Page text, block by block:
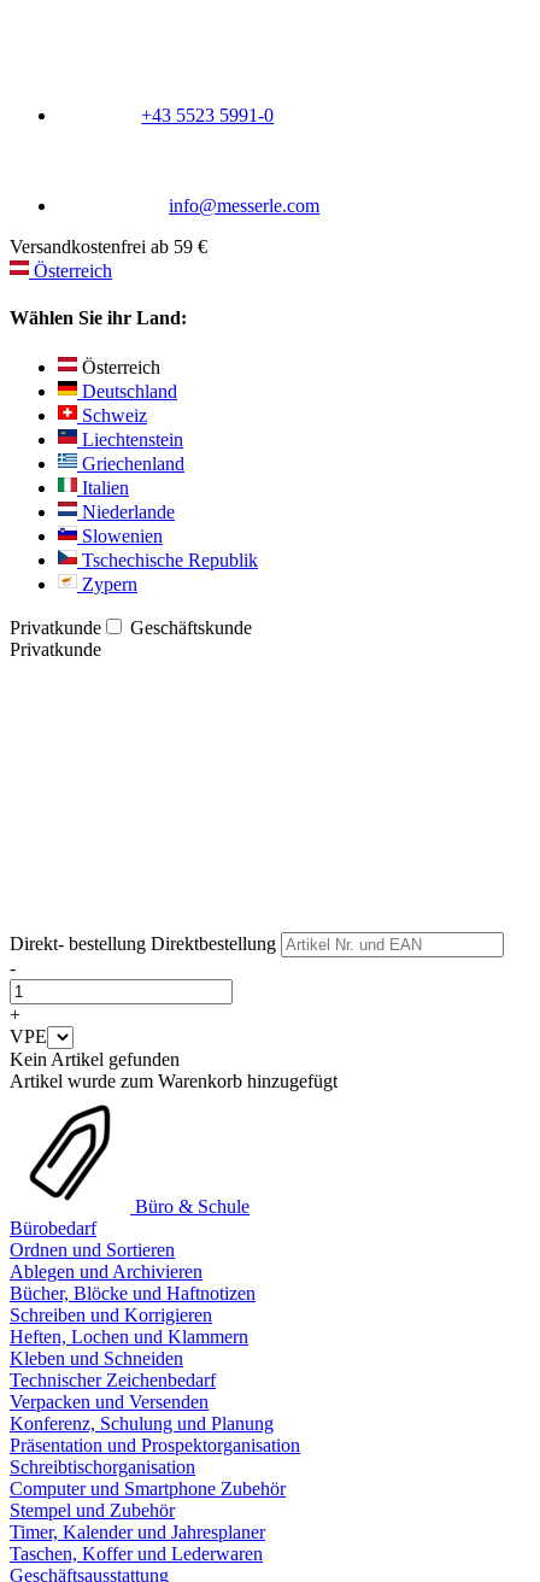
+43 5523 5991-0
info@messerle.com
Versandkostenfrei ab 59 €
Österreich
Wählen Sie ihr Land:
Österreich
Deutschland
Schweiz
Liechtenstein
Griechenland
Italien
Niederlande
Slowenien
Tschechische Republik
Zypern
Privatkunde
Geschäftskunde
Privatkunde
Direkt- bestellung Direktbestellung
-
+
VPE
Kein Artikel gefunden
Artikel wurde zum Warenkorb hinzugefügt
Büro & Schule
Bürobedarf
Ordnen und Sortieren
Ablegen und Archivieren
Bücher, Blöcke und Haftnotizen
Schreiben und Korrigieren
Heften, Lochen und Klammern
Kleben und Schneiden
Technischer Zeichenbedarf
Verpacken und Versenden
Konferenz, Schulung und Planung
Präsentation und Prospektorganisation
Schreibtischorganisation
Computer und Smartphone Zubehör
Stempel und Zubehör
Timer, Kalender und Jahresplaner
Taschen, Koffer und Lederwaren
Geschäftsausstattung